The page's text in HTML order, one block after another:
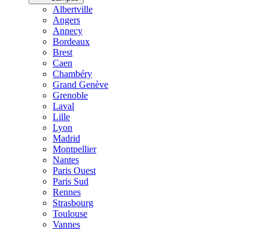
Albertville
Angers
Annecy
Bordeaux
Brest
Caen
Chambéry
Grand Genève
Grenoble
Laval
Lille
Lyon
Madrid
Montpellier
Nantes
Paris Ouest
Paris Sud
Rennes
Strasbourg
Toulouse
Vannes